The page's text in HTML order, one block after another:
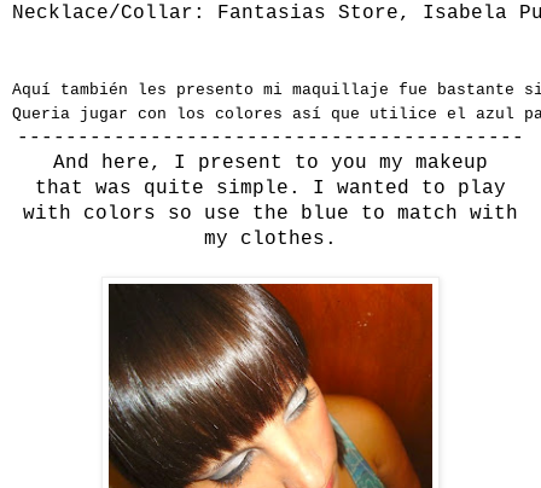
Necklace/Collar: Fantasias Store, Isabela
Aquí también les presento mi maquillaje fue bastante
Queria jugar con los colores así que utilice el azul
------------------------------------------
And here, I present to you my
makeup
that
was quite simple . I wanted to
play
with
colors so use the blue
to match with
my clothes .